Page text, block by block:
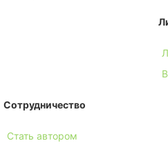
Сотрудничество
Стать автором